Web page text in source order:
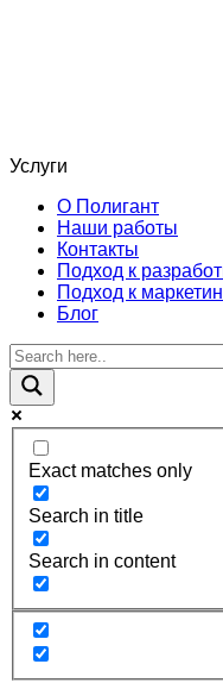
Услуги
О Полигант
Наши работы
Контакты
Подход к
Подход к
Блог
Exact matches only
Search in title
Search in content